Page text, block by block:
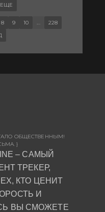
ЕЩЕ
8 9 10 ...
228
ОБЩЕСТВЕННЫМ!
}
– САМЫЙ
ТРЕКЕР,
КТО ЦЕНИТ
И
ВЫ СМОЖЕТЕ